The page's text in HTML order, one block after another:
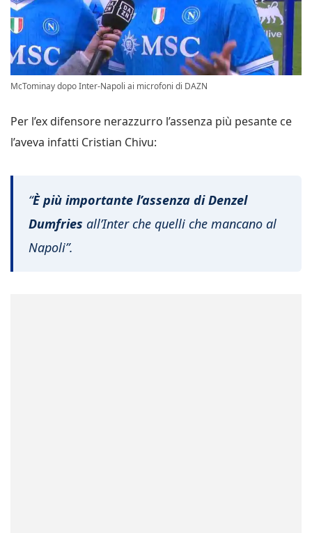
McTominay dopo Inter-Napoli ai microfoni di DAZN
Per l’ex difensore nerazzurro l’assenza più pesante ce
l’aveva infatti Cristian Chivu:
“È più importante l’assenza di Denzel
Dumfries all’Inter che quelli che mancano al
Napoli”.